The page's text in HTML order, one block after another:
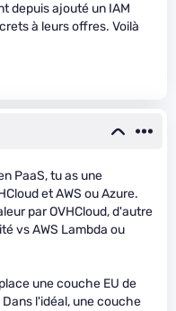
depuis ajouté un IAM
à leurs offres. Voilà
PaaS, tu as une
et AWS ou Azure.
par OVHCloud, d'autre
vs AWS Lambda ou
une couche EU de
l'idéal, une couche